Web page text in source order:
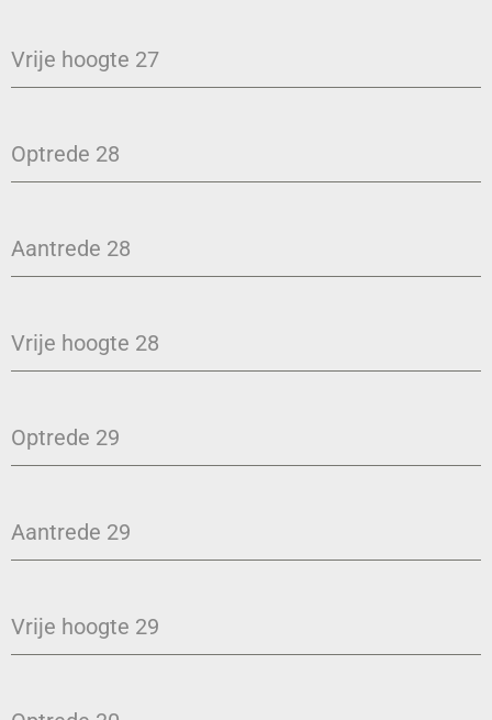
Vrije hoogte 27
Optrede 28
Aantrede 28
Vrije hoogte 28
Optrede 29
Aantrede 29
Vrije hoogte 29